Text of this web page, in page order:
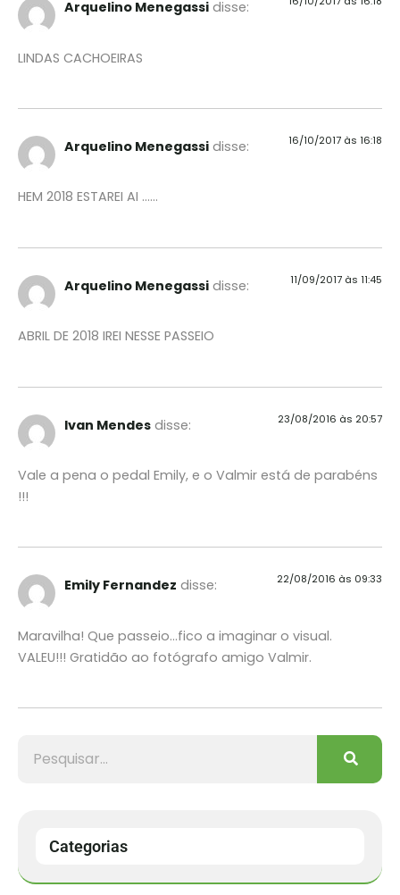
Arquelino Menegassi disse:
LINDAS CACHOEIRAS
Arquelino Menegassi disse: 16/10/2017 às 16:18
HEM 2018 ESTAREI AI ……
Arquelino Menegassi disse: 11/09/2017 às 11:45
ABRIL DE 2018 IREI NESSE PASSEIO
Ivan Mendes disse: 23/08/2016 às 20:57
Vale a pena o pedal Emily, e o Valmir está de parabéns
!!!
Emily Fernandez disse: 22/08/2016 às 09:33
Maravilha! Que passeio…fico a imaginar o visual.
VALEU!!! Gratidão ao fotógrafo amigo Valmir.
Categorias